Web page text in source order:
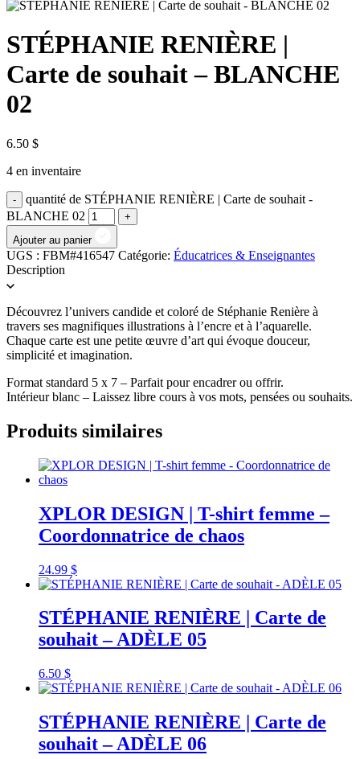
STÉPHANIE RENIÈRE |
Carte de souhait – BLANCHE
02
6.50 $
4 en inventaire
quantité de STÉPHANIE RENIÈRE | Carte de souhait -
BLANCHE 02
Ajouter au panier
UGS : FBM#416547 Catégorie: Éducatrices & Enseignantes
Description
Découvrez l’univers candide et coloré de Stéphanie Renière à
travers ses magnifiques illustrations à l’encre et à l’aquarelle.
Chaque carte est une petite œuvre d’art qui évoque douceur,
simplicité et imagination.
Format standard 5 x 7 – Parfait pour encadrer ou offrir.
Intérieur blanc – Laissez libre cours à vos mots, pensées ou souhaits.
Produits similaires
XPLOR DESIGN | T-shirt femme –
Coordonnatrice de chaos
24.99 $
STÉPHANIE RENIÈRE | Carte de
souhait – ADÈLE 05
6.50 $
STÉPHANIE RENIÈRE | Carte de
souhait – ADÈLE 06